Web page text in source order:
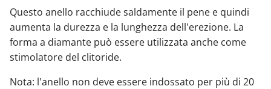
Questo anello racchiude saldamente il pene e quindi
aumenta la durezza e la lunghezza dell'erezione. La
forma a diamante può essere utilizzata anche come
stimolatore del clitoride.
Nota: l'anello non deve essere indossato per più di 20